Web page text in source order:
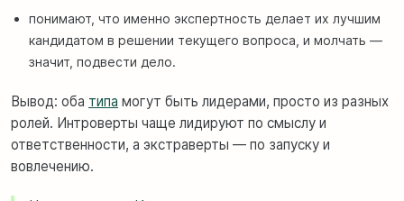
понимают, что именно экспертность делает их лучшим
кандидатом в решении текущего вопроса, и молчать —
значит, подвести дело.
Вывод: оба типа могут быть лидерами, просто из разных
ролей. Интроверты чаще лидируют по смыслу и
ответственности, а экстраверты — по запуску и
вовлечению.